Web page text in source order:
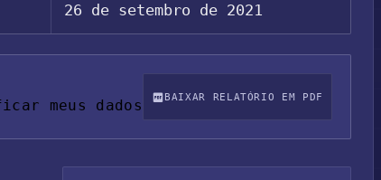
26 de setembro de 2021
meus dados BAIXAR RELATÓRIO EM PDF